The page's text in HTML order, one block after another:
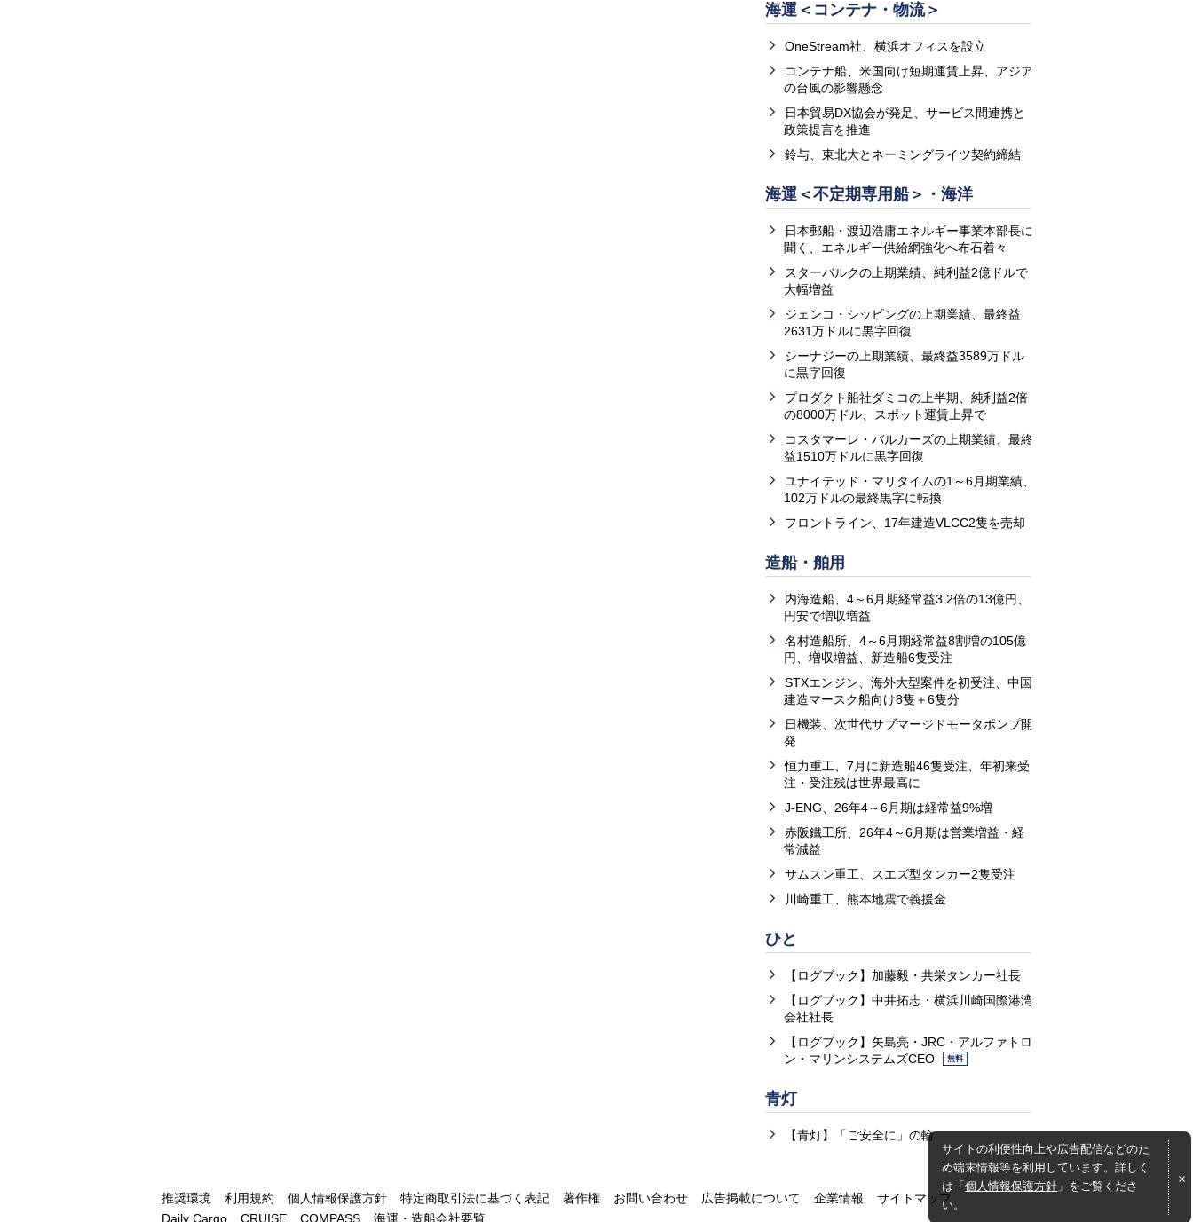
海運＜コンテナ・物流＞
OneStream社、横浜オフィスを設立
コンテナ船、米国向け短期運賃上昇、アジア
の台風の影響懸念
日本貿易DX協会が発足、サービス間連携と
政策提言を推進
鈴与、東北大とネーミングライツ契約締結
海運＜不定期専用船＞・海洋
日本郵船・渡辺浩庸エネルギー事業本部長に
聞く、エネルギー供給網強化へ布石着々
スターバルクの上期業績、純利益2億ドルで
大幅増益
ジェンコ・シッピングの上期業績、最終益
2631万ドルに黒字回復
シーナジーの上期業績、最終益3589万ドル
に黒字回復
プロダクト船社ダミコの上半期、純利益2倍
の8000万ドル、スポット運賃上昇で
コスタマーレ・バルカーズの上期業績、最終
益1510万ドルに黒字回復
ユナイテッド・マリタイムの1～6月期業績、
102万ドルの最終黒字に転換
フロントライン、17年建造VLCC2隻を売却
造船・舶用
内海造船、4～6月期経常益3.2倍の13億円、
円安で増収増益
名村造船所、4～6月期経常益8割増の105億
円、増収増益、新造船6隻受注
STXエンジン、海外大型案件を初受注、中国
建造マースク船向け8隻＋6隻分
日機装、次世代サブマージドモータポンプ開
発
恒力重工、7月に新造船46隻受注、年初来受
注・受注残は世界最高に
J-ENG、26年4～6月期は経常益9%増
赤阪鐵工所、26年4～6月期は営業増益・経
常減益
サムスン重工、スエズ型タンカー2隻受注
川崎重工、熊本地震で義援金
ひと
【ログブック】加藤毅・共栄タンカー社長
【ログブック】中井拓志・横浜川崎国際港湾
会社社長
【ログブック】矢島亮・JRC・アルファトロ
ン・マリンシステムズCEO
無料
青灯
【青灯】「ご安全に」の輪
サイトの利便性向上や広告配信などのた
め端末情報等を利用しています。詳しく
は「個人情報保護方針 」をご覧くださ
い。
推奨環境 利用規約 個人情報保護方針 特定商取引法に基づく表記 著作権 お問い合わせ 広告掲載について 企業情報
サイトマップ
Daily Cargo
CRUISE COMPASS 海運・造船会社要覧